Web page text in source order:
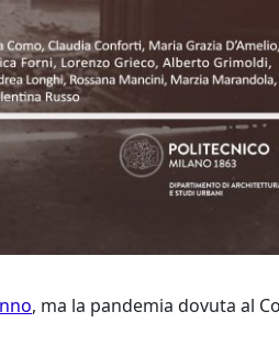
, ma la pandemia dovuta al